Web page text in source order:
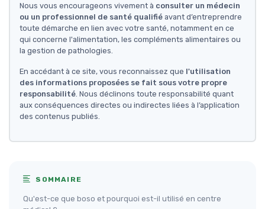
Nous vous encourageons vivement à consulter un médecin
ou un professionnel de santé qualifié avant d’entreprendre
toute démarche en lien avec votre santé, notamment en ce
qui concerne l'alimentation, les compléments alimentaires ou
la gestion de pathologies.
En accédant à ce site, vous reconnaissez que l'utilisation
des informations proposées se fait sous votre propre
responsabilité . Nous déclinons toute responsabilité quant
aux conséquences directes ou indirectes liées à l’application
des contenus publiés.
SOMMAIRE
Qu'est-ce que boso et pourquoi est-il utilisé en centre